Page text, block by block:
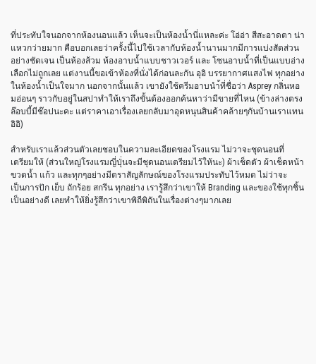
ที่ประทับใจนอกจากห้องนอนแล้ว เห็นจะเป็นห้องน้ำนี่แหละค่ะ โอ่อ่า สีสะอาดตา น่า
แหวกว่ายมาก คือบอกเลยว่าครั้งนี้ไปใช้เวลากับห้องน้ำนานมากมีการแบ่งสัดส่วน
อย่างชัดเจน เป็นห้องส้วม ห้องอาบน้ำแบบชาวเวอร์ และ โซนอาบน้ำที่เป็นแบบอ่าง
เลือกไม่ถูกเลย แต่งานนี้ขอเข้าห้องที่นั่งได้ก่อนละกัน อุอิ บรรยากาศแสงไฟ ทุกอย่าง
ในห้องน้ำเป็นใจมาก นอกจากนั้นแล้ว เขายังใช้ครีมอาบนำ้ที่ชื่อว่า Asprey กลิ่นหอ
มอ่อนๆ ราวกับอยู่ในสปาทำให้เราถึงขั้นต้องออกค้นหาว่ามีขายที่ไหน (ข้างล่างตรง
ล๊อบบี้มีช๊อปนะคะ แต่ราคาเอาเรื่องเลยกลับมาอุดหนุนสินค้าคล้ายๆกันบ้านเราแทน
อิอิ)
สำหรับเราแล้วส่วนตัวเลยชอบในความละเอียดของโรงแรม ไม่วาจะชุดนอนที่
เตรียมให้ (ส่วนใหญ่โรงแรมญี่ปุ่่นจะมีชุดนอนเตรียมไว้ให้นะ) ผ้าเช็ดตัว ผ้าเช็ดหน้า
ขวดน้ำ แก้ว และทุกๆอย่างมีตราสัญลักษณ์ของโรงแรมประทับไว้หมด ไม่ว่าจะ
เป็นการปัก เย็บ ถักร้อย สกรีน ทุกอย่าง เรารู้สึกว่าเขาให้ Branding และของใช้ทุกชิ้น
เป็นอย่างดี เลยทำให้ยิ่งรู้สึกว่าเขาพิถีพิถันในเรื่องต่างๆมากเลย